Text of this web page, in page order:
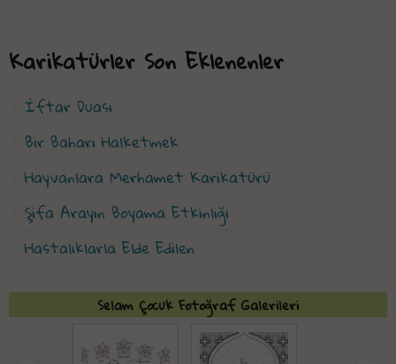
Karikatürler Son Eklenenler
İftar Duası
Bir Baharı Halketmek
Hayvanlara Merhamet Karikatürü
Şifa Arayın Boyama Etkinliği
Hastalıklarla Elde Edilen
Selam Çocuk Fotoğraf Galerileri